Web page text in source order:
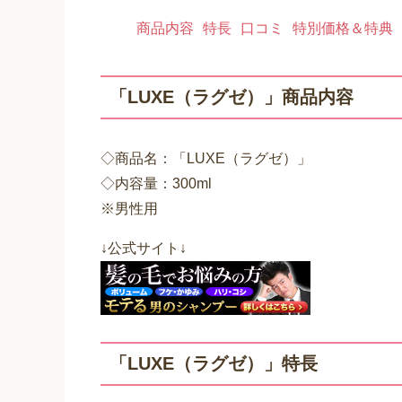
商品内容 特長 口コミ 特別価格＆特典
「LUXE（ラグゼ）」商品内容
◇商品名：「LUXE（ラグゼ）」
◇内容量：300ml
※男性用
↓公式サイト↓
「LUXE（ラグゼ）」特長